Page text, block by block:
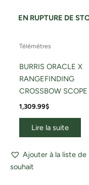
EN RUPTURE DE
Télémètres
BURRIS ORACLE X
RANGEFINDING
CROSSBOW SCOPE
1,309.99$
Lire la suite
Ajouter à la liste de
souhait